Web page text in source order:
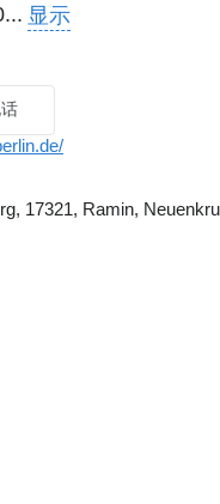
显示
17321, Ramin,